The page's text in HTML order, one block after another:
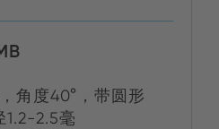
角度40°，带圆形
1.2-2.5毫